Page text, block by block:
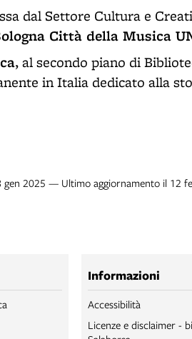
dal Settore Cultura e
Città della Musica
, al secondo piano di
in Italia dedicato alla
2025 — Ultimo aggiornamento il 12
Informazioni
Accessibilità
Licenze e disclaimer -